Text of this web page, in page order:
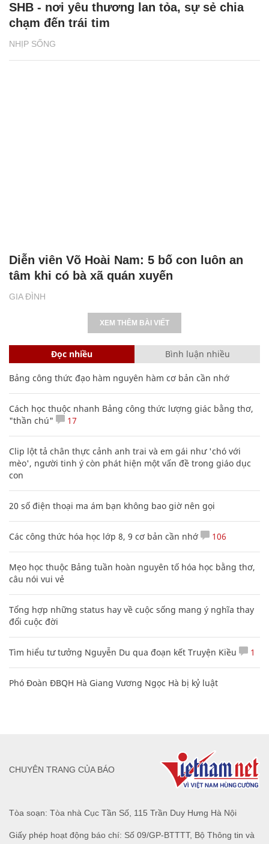
NHỊP SỐNG
SHB - nơi yêu thương lan tỏa, sự sẻ chia
chạm đến trái tim
GIA ĐÌNH
Diễn viên Võ Hoài Nam: 5 bố con luôn an
tâm khi có bà xã quán xuyến
XEM THÊM BÀI VIẾT
Đọc nhiều Bình luận nhiều
Bảng công thức đạo hàm nguyên hàm cơ bản cần nhớ
Cách học thuộc nhanh Bảng công thức lượng giác bằng thơ,
"thần chú"
17
Clip lột tả chân thực cảnh anh trai và em gái như 'chó với
mèo', người tinh ý còn phát hiện một vấn đề trong giáo dục
con
20 số điện thoại ma ám bạn không bao giờ nên gọi
Các công thức hóa học lớp 8, 9 cơ bản cần nhớ 106
Mẹo học thuộc Bảng tuần hoàn nguyên tố hóa học bằng thơ,
câu nói vui vẻ
Tổng hợp những status hay về cuộc sống mang ý nghĩa thay
đổi cuộc đời
Tìm hiểu tư tưởng Nguyễn Du qua đoạn kết Truyện Kiều 1
Phó Đoàn ĐBQH Hà Giang Vương Ngọc Hà bị kỷ luật
Tòa soạn: Tòa nhà Cục Tần Số, 115 Trần Duy Hưng Hà Nội
Giấy phép hoạt động báo chí: Số 09/GP-BTTTT, Bộ Thông tin và
CHUYÊN TRANG CỦA BÁO